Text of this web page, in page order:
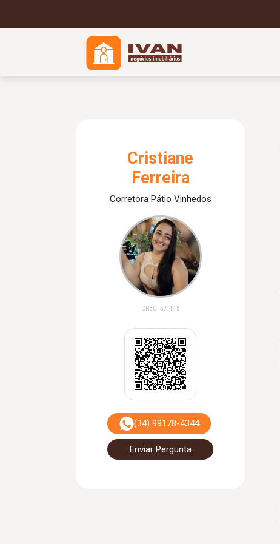
Cristiane
Ferreira
Corretora Pátio Vinhedos
CRECI 57.445
(34) 99178-4344
Enviar Pergunta